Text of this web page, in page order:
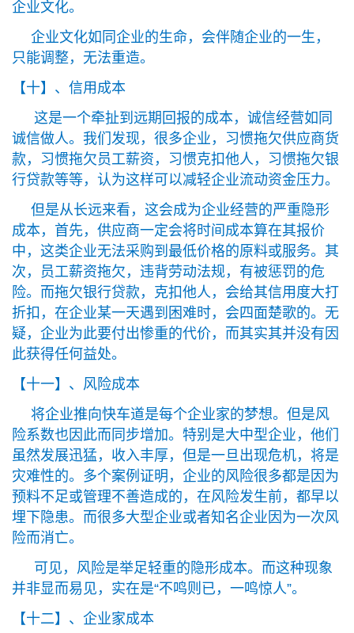
企业文化。
企业文化如同企业的生命，会伴随企业的一生，
只能调整，无法重造。
【十】、信用成本
这是一个牵扯到远期回报的成本，诚信经营如同
诚信做人。我们发现，很多企业，习惯拖欠供应商货
款，习惯拖欠员工薪资，习惯克扣他人，习惯拖欠银
行贷款等等，认为这样可以减轻企业流动资金压力。
但是从长远来看，这会成为企业经营的严重隐形
成本，首先，供应商一定会将时间成本算在其报价
中，这类企业无法采购到最低价格的原料或服务。其
次，员工薪资拖欠，违背劳动法规，有被惩罚的危
险。而拖欠银行贷款，克扣他人，会给其信用度大打
折扣，在企业某一天遇到困难时，会四面楚歌的。无
疑，企业为此要付出惨重的代价，而其实其并没有因
此获得任何益处。
【十一】、风险成本
将企业推向快车道是每个企业家的梦想。但是风
险系数也因此而同步增加。特别是大中型企业，他们
虽然发展迅猛，收入丰厚，但是一旦出现危机，将是
灾难性的。多个案例证明，企业的风险很多都是因为
预料不足或管理不善造成的，在风险发生前，都早以
埋下隐患。而很多大型企业或者知名企业因为一次风
险而消亡。
可见，风险是举足轻重的隐形成本。而这种现象
并非显而易见，实在是“不鸣则已，一鸣惊人”。
【十二】、企业家成本